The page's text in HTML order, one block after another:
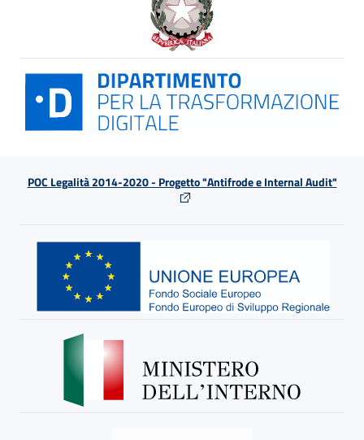
POC Legalità 2014-2020 - Progetto "Antifrode e Internal Audit"